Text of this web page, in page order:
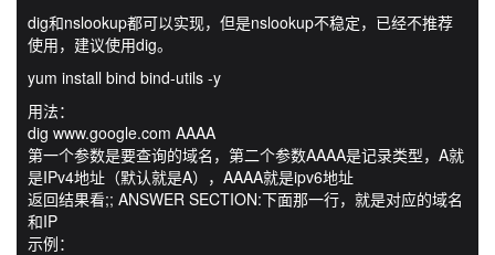
dig和nslookup都可以实现，但是nslookup不稳定，已经不推荐
使用，建议使用dig。
yum install bind bind-utils -y
用法：
dig www.google.com AAAA
第一个参数是要查询的域名，第二个参数AAAA是记录类型，A就
是IPv4地址（默认就是A），AAAA就是ipv6地址
返回结果看;; ANSWER SECTION:下面那一行，就是对应的域名
和IP
示例：